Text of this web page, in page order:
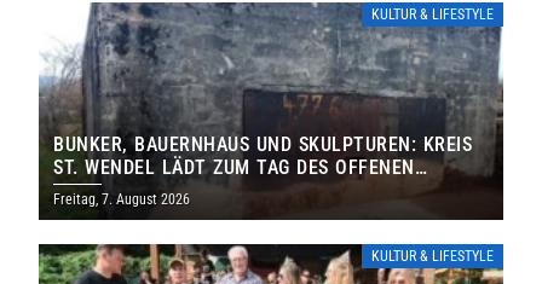
KULTUR & LIFESTYLE
BUNKER, BAUERNHAUS UND SKULPTUREN: KREIS
ST. WENDEL LÄDT ZUM TAG DES OFFENEN
DENKMALS EIN
Freitag, 7. August 2026
KULTUR & LIFESTYLE